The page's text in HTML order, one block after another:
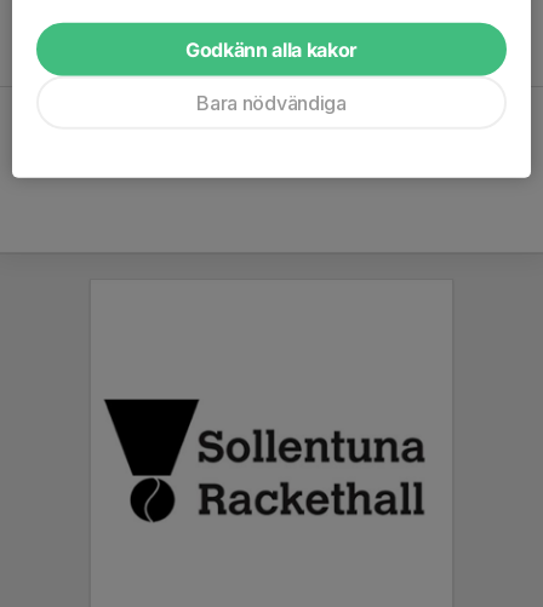
Inga aktiviteter inbokade
Godkänn alla kakor
Bara nödvändiga